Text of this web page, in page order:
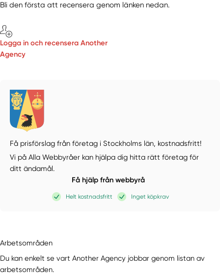
Bli den första att recensera genom länken nedan.
Logga in och recensera Another
Agency
Få prisförslag från företag i Stockholms län, kostnadsfritt!
Vi på Alla Webbyråer kan hjälpa dig hitta rätt företag för
ditt ändamål.
Få hjälp från webbyrå
Helt kostnadsfritt Inget köpkrav
Arbetsområden
Du kan enkelt se vart Another Agency jobbar genom listan av
arbetsområden.